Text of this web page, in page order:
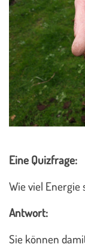
Eine Quizfrage:
Wie viel
Antwort:
Sie können